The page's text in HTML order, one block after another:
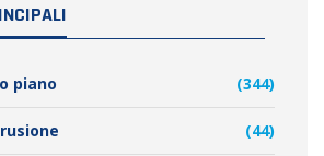
piano (344)
(44)